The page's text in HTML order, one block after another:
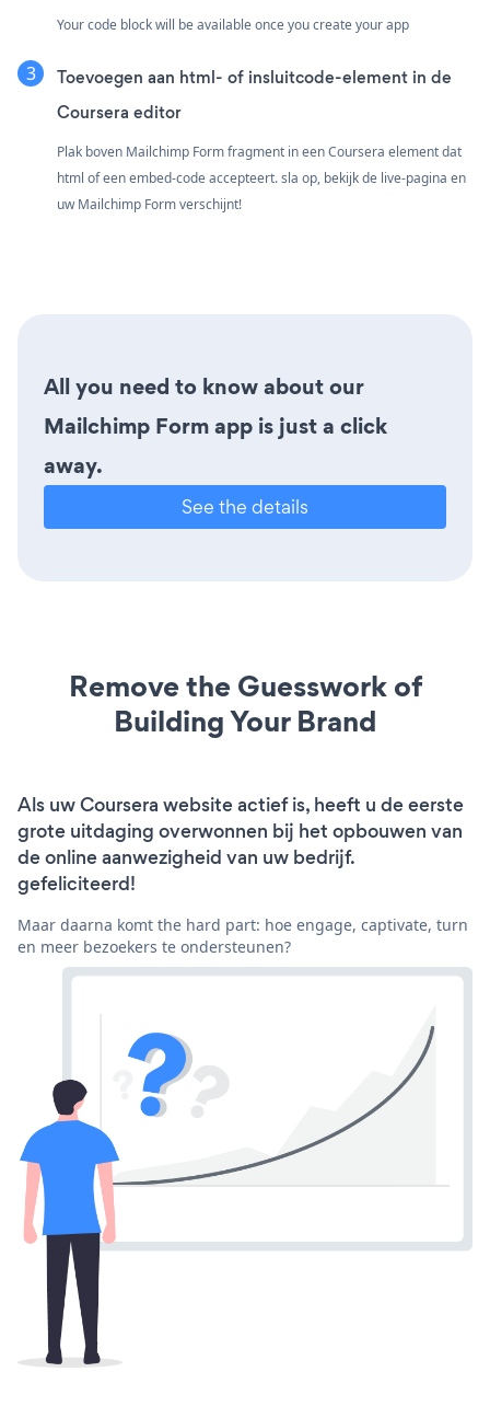
Your code block will be available once you create your app
Toevoegen aan html- of insluitcode-element in de
Coursera editor
Plak boven Mailchimp Form fragment in een Coursera element dat
html of een embed-code accepteert. sla op, bekijk de live-pagina en
uw Mailchimp Form verschijnt!
All you need to know about our
Mailchimp Form app is just a click
away.
See the details
Remove the Guesswork of
Building Your Brand
Als uw Coursera website actief is, heeft u de eerste
grote uitdaging overwonnen bij het opbouwen van
de online aanwezigheid van uw bedrijf.
gefeliciteerd!
Maar daarna komt the hard part: hoe engage, captivate, turn
en meer bezoekers te ondersteunen?